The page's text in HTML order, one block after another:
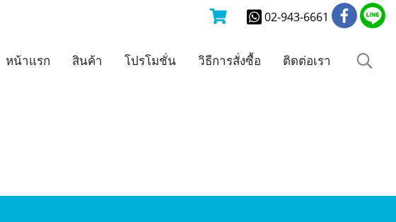
02-943-6661
หน้าแรก สินค้า โปรโมชั่น วิธีการสั่งซื้อ ติดต่อเรา